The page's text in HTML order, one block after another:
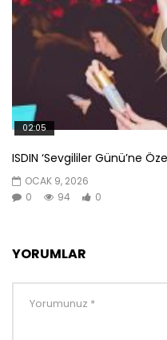
02:05
ISDIN ‘Sevgililer Günü’ne
OCAK 9, 2026
0
94 0
YORUMLAR